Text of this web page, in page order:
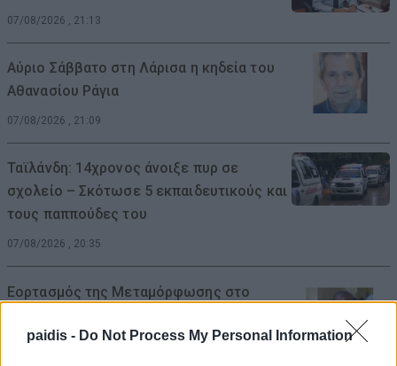
paidis - Do Not Process My Personal Information
07/08/2026 , 21:13
Αύριο Σάββατο στη Λάρισα η κηδεία του
Αθανασίου Ράγια
07/08/2026 , 21:09
Ταϊλάνδη: 14χρονος άνοιξε πυρ σε
σχολείο – Σκότωσε 5 εκπαιδευτικούς και
τους παππούδες του
07/08/2026 , 20:35
Εορτασμός της Μεταμόρφωσης στο
με νέα ομαδική βάπτιση